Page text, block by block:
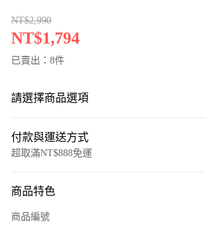
NT$2,990
NT$1,794
已賣出：8件
請選擇商品選項
付款與運送方式
超取滿NT$888免運
信用卡一次付款
商品特色
商品編號